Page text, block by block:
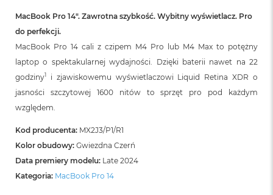
MacBook Pro 14″. Zawrotna szybkość. Wybitny wyświetlacz. Pro
do perfekcji.
MacBook Pro 14 cali z czipem M4 Pro lub M4 Max to potężny
laptop o spektakularnej wydajności. Dzięki baterii nawet na 22
godziny1
i zjawiskowemu wyświetlaczowi Liquid Retina XDR o
jasności szczytowej 1600 nitów to sprzęt pro pod każdym
względem.
Kod producenta: MX2J3/P1/R1
Kolor obudowy: Gwiezdna Czerń
Data premiery modelu: Late 2024
Kategoria: MacBook Pro 14